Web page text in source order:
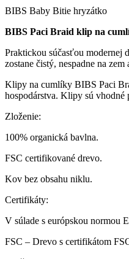
BIBS Baby Bitie hryzátko
BIBS Paci Braid klip na
Praktickou súčasťou modernej
zostane čistý, nespadne na zem
Klipy na cumlíky BIBS Paci
hospodárstva. Klipy sú
Zloženie:
100% organická bavlna.
FSC certifikované drevo.
Kov bez obsahu niklu.
Certifikáty:
V súlade s európskou normou
FSC – Drevo s certifikátom